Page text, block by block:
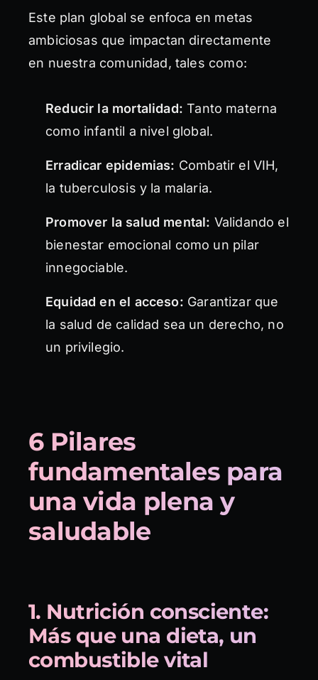
Este plan global se enfoca en metas
ambiciosas que impactan directamente
en nuestra comunidad, tales como:
Reducir la mortalidad: Tanto materna
como infantil a nivel global.
Erradicar epidemias: Combatir el VIH,
la tuberculosis y la malaria.
Promover la salud mental: Validando el
bienestar emocional como un pilar
innegociable.
Equidad en el acceso: Garantizar que
la salud de calidad sea un derecho, no
un privilegio.
6 Pilares
fundamentales para
una vida plena y
saludable
1. Nutrición consciente:
Más que una dieta, un
combustible vital